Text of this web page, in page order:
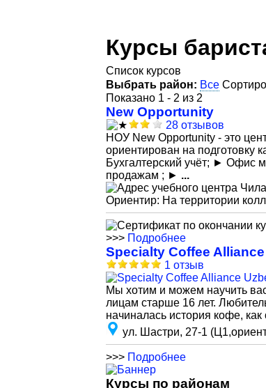
Курсы
Список курсов
Выбрать район: Все
Показано 1 - 2 из 2
New Opportunity
28 отзывов
НОУ New Opportunity - это
ориентирован на
Бухгалтерский учёт; ►
продажам ; ► ...
Ориентир: На территории
>>> Подробнее
Specialty Coffee
1 отзыв
Мы хотим и можем научить
лицам старше 16 лет.
начиналась история кофе,
ул. Шастри, 27-1
>>> Подробнее
Курсы по районам